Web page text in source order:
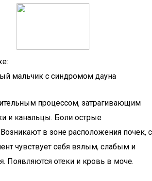
мальчик с синдромом дауна
процессом, затрагивающим
и канальцы. Боли острые
в зоне расположения почек, с
чувствует себя вялым, слабым и
Появляются отеки и кровь в моче.